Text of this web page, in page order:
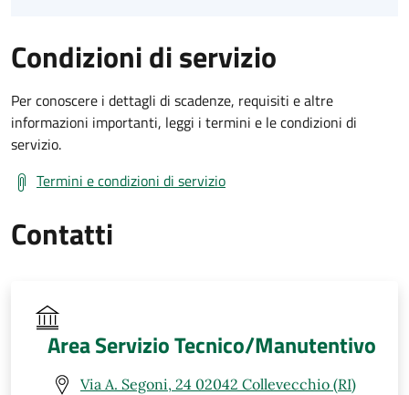
Condizioni di servizio
Per conoscere i dettagli di scadenze, requisiti e altre
informazioni importanti, leggi i termini e le condizioni di
servizio.
Termini e condizioni di servizio
Contatti
Area Servizio Tecnico/Manutentivo
Via A. Segoni, 24 02042 Collevecchio (RI)